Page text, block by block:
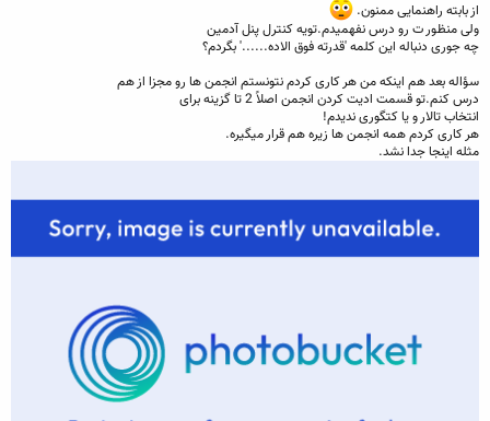
از بابته راهنمايی ممنون.
ولی منظور ت رو درس نفهميدم.تويه کنترل پنل آدمين
چه جوری دنباله اين کلمه 'قدرته فوق الاده......' بگردم؟
سؤاله بعد هم اينکه من هر کاری کردم نتونستم انجمن ها رو مجزا از هم
درس کنم.تو قسمت اديت کردن انجمن اصلاً 2 تا گزينه برای
انتخاب تالار و يا کتگوری نديدم!
هر کاری کردم همه انجمن ها زيره هم قرار ميگيره.
مثله اينجا جدا نشد.